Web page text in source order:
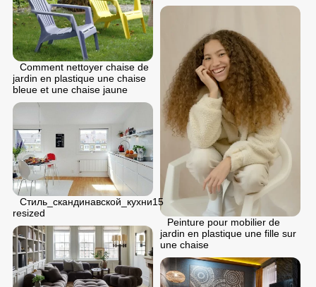
Comment nettoyer chaise de
jardin en plastique une chaise
bleue et une chaise jaune
Peinture pour mobilier de
jardin en plastique une fille sur
une chaise
Стиль_скандинавской_кухни15
resized